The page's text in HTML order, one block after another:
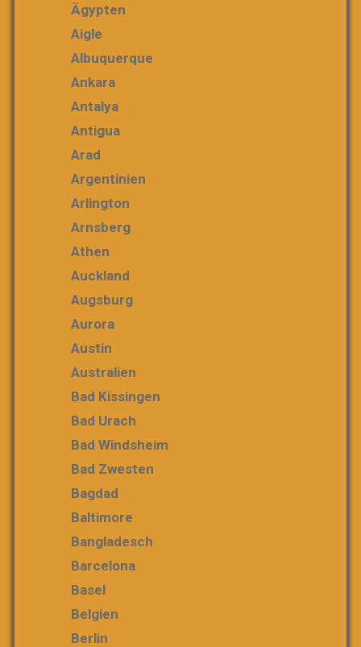
Ägypten
Aigle
Albuquerque
Ankara
Antalya
Antigua
Arad
Argentinien
Arlington
Arnsberg
Athen
Auckland
Augsburg
Aurora
Austin
Australien
Bad Kissingen
Bad Urach
Bad Windsheim
Bad Zwesten
Bagdad
Baltimore
Bangladesch
Barcelona
Basel
Belgien
Berlin